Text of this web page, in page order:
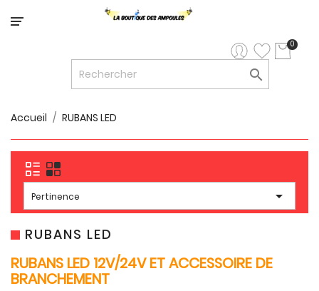
Catégorie
12V/24V
LUMINAIRES
INTERIEURS
LUMINAIRES
EXTERIEURS
RUBANS
AMPOULES
0

Accueil RUBANS LED
Pertinence 
RUBANS LED
RUBANS LED 12V/24V ET ACCESSOIRE DE
BRANCHEMENT